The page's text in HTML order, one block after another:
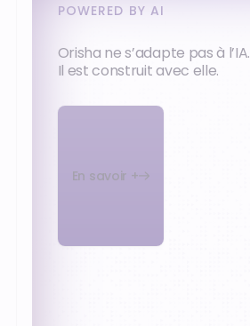
POWERED BY AI
Orisha ne s’adapte pas à l’IA.
Il est construit avec elle.
En savoir +